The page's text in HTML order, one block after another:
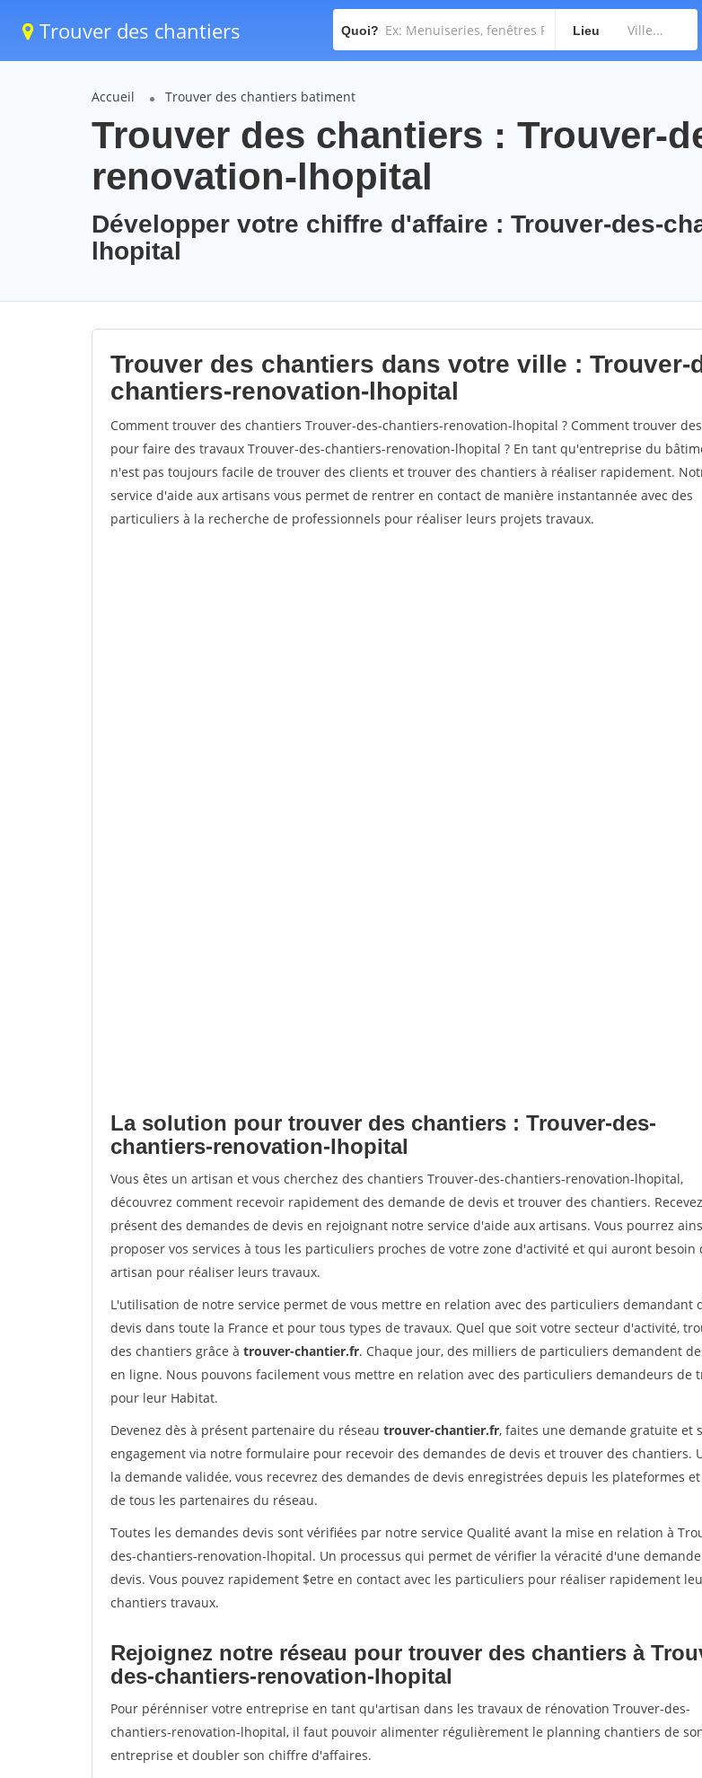
Trouver des chantiers Quoi? Lieu
Accueil Trouver des chantiers batiment
Trouver des chantiers : Trouver-
renovation-lhopital
Développer votre chiffre d'affaire : Trouver-des-
lhopital
Trouver des chantiers dans votre ville : Trouver-
chantiers-renovation-lhopital
Comment trouver des chantiers Trouver-des-chantiers-renovation-lhopital ? Comment trouver
pour faire des travaux Trouver-des-chantiers-renovation-lhopital ? En tant qu'entreprise du
n'est pas toujours facile de trouver des clients et trouver des chantiers à réaliser rapidement.
service d'aide aux artisans vous permet de rentrer en contact de manière instantannée avec des
particuliers à la recherche de professionnels pour réaliser leurs projets travaux.
La solution pour trouver des chantiers : Trouver-des-
chantiers-renovation-lhopital
Vous êtes un artisan et vous cherchez des chantiers Trouver-des-chantiers-renovation-lhopital,
découvrez comment recevoir rapidement des demande de devis et trouver des chantiers.
présent des demandes de devis en rejoignant notre service d'aide aux artisans. Vous pourrez
proposer vos services à tous les particuliers proches de votre zone d'activité et qui auront besoin
artisan pour réaliser leurs travaux.
L'utilisation de notre service permet de vous mettre en relation avec des particuliers demandant
devis dans toute la France et pour tous types de travaux. Quel que soit votre secteur d'activité,
des chantiers grâce à trouver-chantier.fr. Chaque jour, des milliers de particuliers demandent
en ligne. Nous pouvons facilement vous mettre en relation avec des particuliers demandeurs de
pour leur Habitat.
Devenez dès à présent partenaire du réseau trouver-chantier.fr, faites une demande gratuite et
engagement via notre formulaire pour recevoir des demandes de devis et trouver des chantiers.
la demande validée, vous recevrez des demandes de devis enregistrées depuis les plateformes
de tous les partenaires du réseau.
Toutes les demandes devis sont vérifiées par notre service Qualité avant la mise en relation à
des-chantiers-renovation-lhopital. Un processus qui permet de vérifier la véracité d'une
devis. Vous pouvez rapidement $etre en contact avec les particuliers pour réaliser rapidement
chantiers travaux.
Rejoignez notre réseau pour trouver des chantiers à
des-chantiers-renovation-lhopital
Pour pérénniser votre entreprise en tant qu'artisan dans les travaux de rénovation Trouver-des-
chantiers-renovation-lhopital, il faut pouvoir alimenter régulièrement le planning chantiers de
entreprise et doubler son chiffre d'affaires.